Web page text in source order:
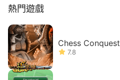
熱門遊戲
Chess Conquest
7.8